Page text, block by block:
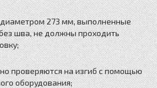
273 мм, выполненные
шва, не должны проходить
проверяются на изгиб с помощью
оборудования;